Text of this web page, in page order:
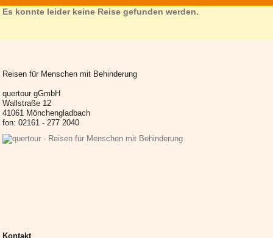
Es konnte leider keine Reise gefunden werden.
Reisen für Menschen mit Behinderung
quertour gGmbH
Wallstraße 12
41061 Mönchengladbach
fon: 02161 - 277 2040
Kontakt